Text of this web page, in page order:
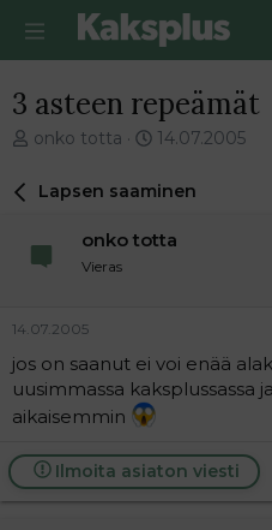
3 asteen repeämät
V
e
i
t
u
n
a
o
i
t
onko totta
E
s
m
n
v
s
t
i
14.07.2005
Lapsen saaminen
onko totta
Vieras
14.07.2005
jos on saanut ei voi enää
uusimmassa kaksplussassa
aikaisemmin
Ilmoita asiaton viesti